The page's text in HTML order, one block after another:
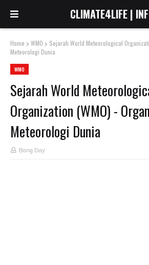
CLIMATE4LIFE |
Home WMO
Sejarah World Meteorological
Meteorologi Dunia
WMO
Sejarah World
Organization (WMO) -
Meteorologi Dunia
Bang Day